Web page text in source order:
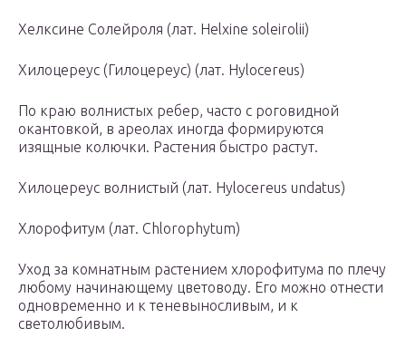
Хелксине Солейроля (лат. Helxine soleirolii)
Хилоцереус (Гилоцереус) (лат. Hylocereus)
По краю волнистых ребер, часто с роговидной
окантовкой, в ареолах иногда формируются
изящные колючки. Растения быстро растут.
Хилоцереус волнистый (лат. Hylocereus undatus)
Хлорофитум (лат. Chlorophytum)
Уход за комнатным растением хлорофитума по плечу
любому начинающему цветоводу. Его можно отнести
одновременно и к теневыносливым, и к
светолюбивым.